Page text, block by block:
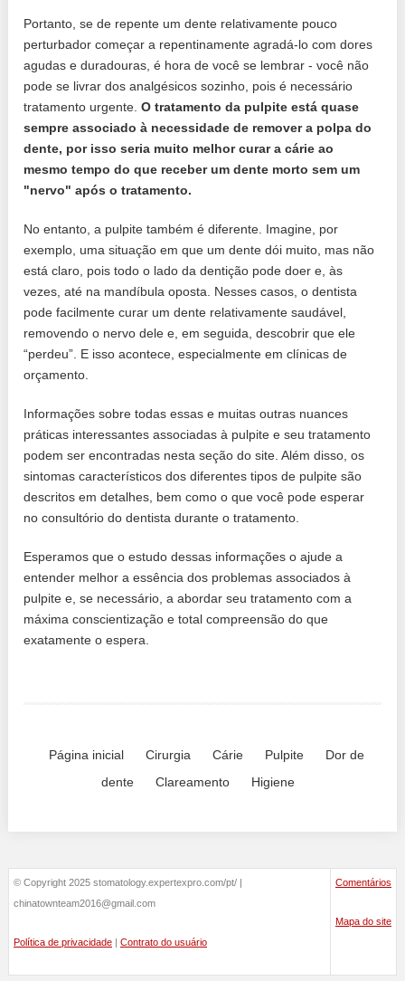
Portanto, se de repente um dente relativamente pouco
perturbador começar a repentinamente agradá-lo com dores
agudas e duradouras, é hora de você se lembrar - você não
pode se livrar dos analgésicos sozinho, pois é necessário
tratamento urgente.O tratamento da pulpite está quase
sempre associado à necessidade de remover a polpa do
dente, por isso seria muito melhor curar a cárie ao
mesmo tempo do que receber um dente morto sem um
"nervo" após o tratamento.
No entanto, a pulpite também é diferente. Imagine, por
exemplo, uma situação em que um dente dói muito, mas não
está claro, pois todo o lado da dentição pode doer e, às
vezes, até na mandíbula oposta. Nesses casos, o dentista
pode facilmente curar um dente relativamente saudável,
removendo o nervo dele e, em seguida, descobrir que ele
“perdeu”. E isso acontece, especialmente em clínicas de
orçamento.
Informações sobre todas essas e muitas outras nuances
práticas interessantes associadas à pulpite e seu tratamento
podem ser encontradas nesta seção do site. Além disso, os
sintomas característicos dos diferentes tipos de pulpite são
descritos em detalhes, bem como o que você pode esperar
no consultório do dentista durante o tratamento.
Esperamos que o estudo dessas informações o ajude a
entender melhor a essência dos problemas associados à
pulpite e, se necessário, a abordar seu tratamento com a
máxima conscientização e total compreensão do que
exatamente o espera.
Página inicial Cirurgia Cárie Pulpite
Dor de
dente
Clareamento Higiene
© Copyright 2025 stomatology.expertexpro.com/pt/ |
chinatownteam2016@gmail.com
Política de privacidade | Contrato do usuário
Comentários
Mapa do site